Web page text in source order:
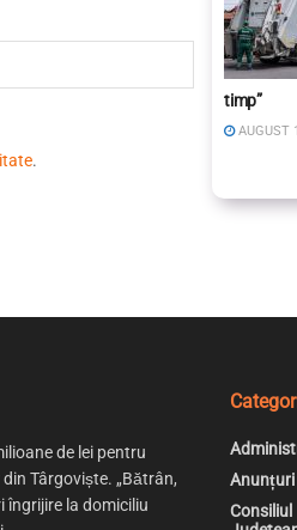
.
timp”
AUGUST
de lei pentru
Târgoviște. „Bătrân,
îngrijire la domiciliu
Anunțuri
Consiliul